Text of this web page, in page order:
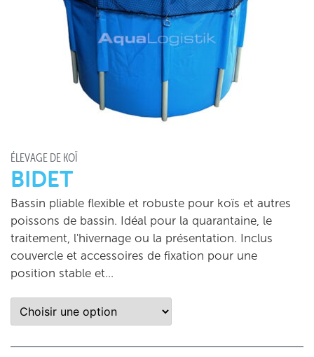
ÉLEVAGE DE KOÏ
BIDET
Bassin pliable flexible et robuste pour koïs et autres
poissons de bassin. Idéal pour la quarantaine, le
traitement, l'hivernage ou la présentation. Inclus
couvercle et accessoires de fixation pour une
position stable et...